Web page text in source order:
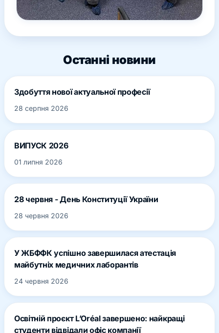
Останні новини
Здобуття нової актуальної професії
28 серпня 2026
ВИПУСК 2026
01 липня 2026
28 червня - День Конституції України
28 червня 2026
У ЖБФФК успішно завершилася атестація
майбутніх медичних лаборантів
24 червня 2026
Освітній проєкт L’Oréal завершено: найкращі
студенти відвідали офіс компанії